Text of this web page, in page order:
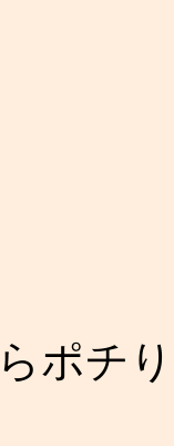
ポチ